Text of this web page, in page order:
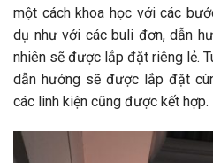
một cách khoa học với các
dụ như với các buli đơn, dẫn
nhiên sẽ được lắp đặt riêng lẻ.
dẫn hướng sẽ được lắp đặt
các linh kiện cũng được kết hợp.